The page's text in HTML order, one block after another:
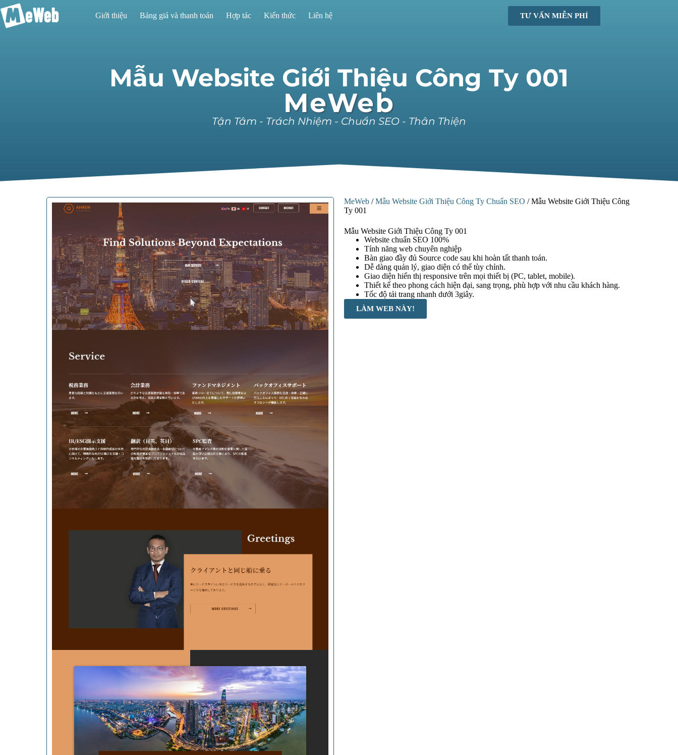
Giới thiệu Bảng giá và thanh toán Hợp tác Kiến thức Liên hệ TƯ VẤN MIỄN PHÍ
Mẫu Website Giới Thiệu Công Ty 001
MeWeb
Tận Tâm - Trách Nhiệm - Chuẩn SEO - Thân Thiện
MeWeb /Mẫu Website Giới Thiệu Công Ty Chuẩn SEO /Mẫu Website Giới Thiệu Công
Ty 001
Mẫu Website Giới Thiệu Công Ty 001
Website chuẩn SEO 100%
Tính năng web chuyên nghiệp
Bàn giao đầy đủ Source code sau khi hoàn tất thanh toán.
Dễ dàng quản lý, giao diện có thể tùy chỉnh.
Giao diện hiển thị responsive trên mọi thiết bị (PC, tablet, mobile).
Thiết kế theo phong cách hiện đại, sang trọng, phù hợp với nhu cầu khách hàng.
Tốc độ tải trang nhanh dưới 3giây.
LÀM WEB NÀY!